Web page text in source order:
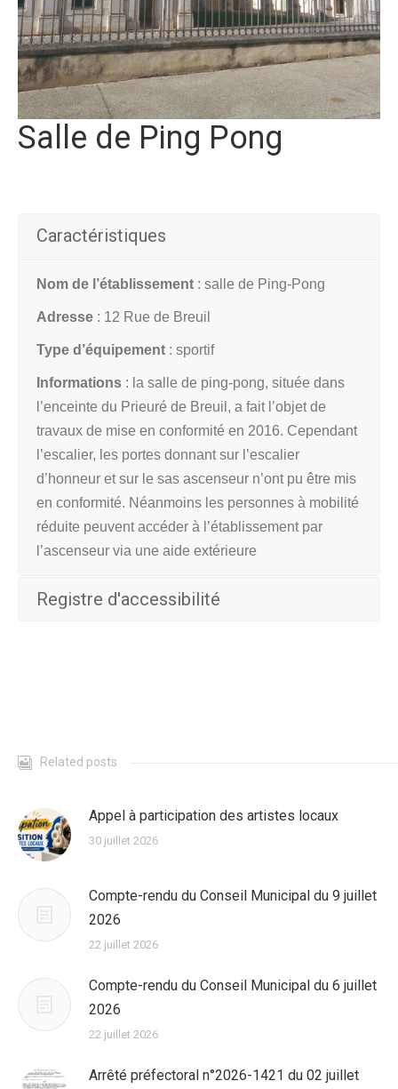
Salle de Ping Pong
Caractéristiques
Nom de l’établissement : salle de Ping-Pong
Adresse : 12 Rue de Breuil
Type d’équipement : sportif
Informations : l a salle de ping-pong, située dans
l’enceinte du Prieuré de Breuil, a fait l’objet de
travaux de mise en conformité en 2016. Cependant
l’escalier, les portes donnant sur l’escalier
d’honneur et sur le sas ascenseur n’ont pu être mis
en conformité. Néanmoins les personnes à mobilité
réduite peuvent accéder à l’établissement par
l’ascenseur via une aide extérieure
Registre d'accessibilité
Related posts
Appel à participation des artistes locaux
30 juillet 2026
Compte-rendu du Conseil Municipal du 9 juillet
2026
22 juillet 2026
Compte-rendu du Conseil Municipal du 6 juillet
2026
22 juillet 2026
Arrêté préfectoral n°2026-1421 du 02 juillet